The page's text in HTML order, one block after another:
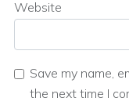
Website
Save my name,
the next time I